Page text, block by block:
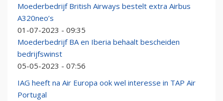
Moederbedrijf British Airways bestelt extra Airbus
A320neo’s
01-07-2023 - 09:35
Moederbedrijf BA en Iberia behaalt bescheiden
bedrijfswinst
05-05-2023 - 07:56
IAG heeft na Air Europa ook wel interesse in TAP Air
Portugal